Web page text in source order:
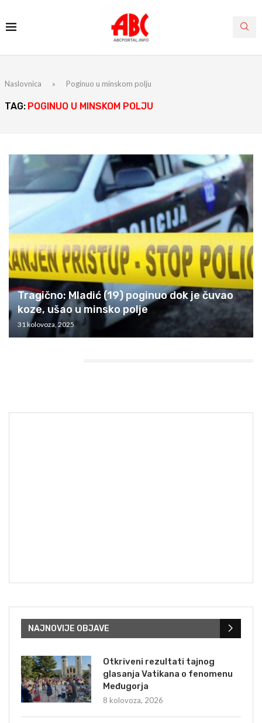
Naslovnica » Poginuo u minskom polju
TAG: POGINUO U MINSKOM POLJU
Tragično: Mladić (19) poginuo dok je čuvao
koze, ušao u minsko polje
31 kolovoza, 2025
NAJNOVIJE OBJAVE
Otkriveni rezultati tajnog
glasanja Vatikana o fenomenu
Međugorja
8 kolovoza, 2026